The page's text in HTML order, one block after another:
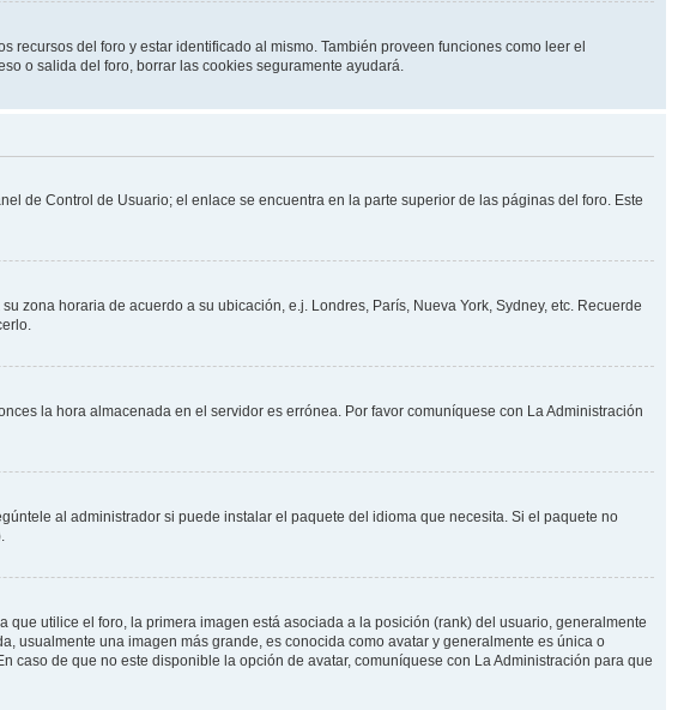
del foro y estar identificado al mismo. También proveen funciones como leer el
o salida del foro, borrar las cookies seguramente ayudará.
de Control de Usuario; el enlace se encuentra en la parte superior de las páginas del foro. Este
zona horaria de acuerdo a su ubicación, e.j. Londres, París, Nueva York, Sydney, etc. Recuerde
la hora almacenada en el servidor es errónea. Por favor comuníquese con La Administración
al administrador si puede instalar el paquete del idioma que necesita. Si el paquete no
utilice el foro, la primera imagen está asociada a la posición (rank) del usuario, generalmente
usualmente una imagen más grande, es conocida como avatar y generalmente es única o
de que no este disponible la opción de avatar, comuníquese con La Administración para que